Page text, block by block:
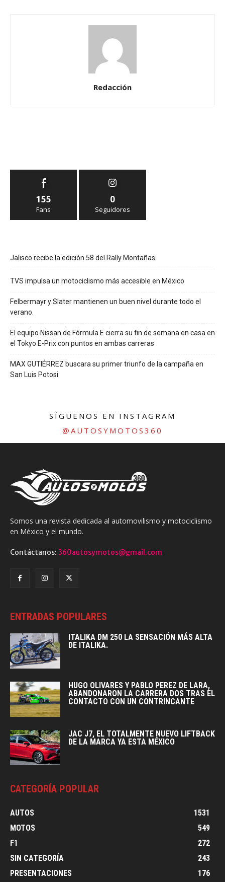
Redacción
155
Fans
0
Seguidores
Jalisco recibe la edición 58 del Rally Montañas
TVS impulsa un motociclismo más accesible en México
Felbermayr y Slater mantienen un buen nivel durante todo el
verano.
El equipo Nissan de Fórmula E cierra su fin de semana en casa en
el Tokyo E-Prix con puntos en ambas carreras
MAX GUTIÉRREZ buscara su primer triunfo de la campaña en
San Luis Potosi
SÍGUENOS EN INSTAGRAM
@AUTOSYMOTOS360
Somos una revista dedicada al automovilismo y motociclismo
en México y el mundo.
Contáctanos: 360autosymotos@gmail.com
ENTRADAS POPULARES
ITALIKA DM 250 LA SENSACIÓN MÁS ALTA
DE ITALIKA.
HUGO OLIVARES Y PABLO PEREZ DE LARA,
ABANDONARON LA CARRERA DOS TRAS EL
CONTACTO CON UN CONTRINCANTE
JAC J7, EL TOTALMENTE NUEVO LIFTBACK
DE LA MARCA YA ESTA MÉXICO
CATEGORÍA POPULAR
AUTOS
1531
MOTOS
549
F1
272
SIN CATEGORÍA
243
PRESENTACIONES
176